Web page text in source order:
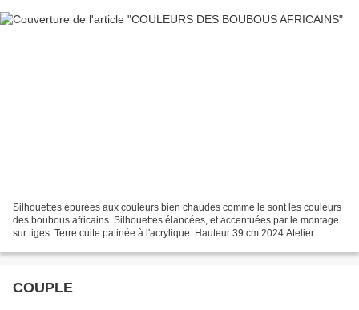
Silhouettes épurées aux couleurs bien chaudes comme le sont les couleurs
des boubous africains. Silhouettes élancées, et accentuées par le montage
sur tiges. Terre cuite patinée à l'acrylique. Hauteur 39 cm 2024 Atelier
COUPLE